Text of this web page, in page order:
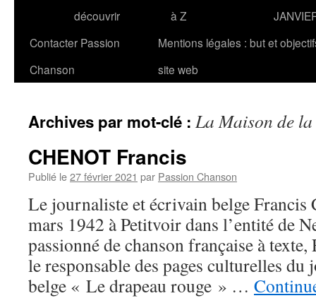
découvrir
à Z
Contacter Passion
Chanson
Mentions légales : but et
site web
Archives par mot-clé : La Maison de la
CHENOT Francis
Publié le27 février 2021 par Passion Chanson
Le journaliste et écrivain belge Francis
mars 1942 à Petitvoir dans l’entité de
passionné de chanson française à
le responsable des pages culturelles
belge « Le drapeau rouge » …